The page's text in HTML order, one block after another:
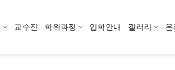
교수진 학위과정 입학안내 갤러리 온